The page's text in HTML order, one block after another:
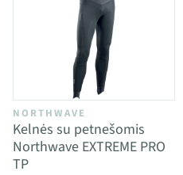
NORTHWAVE
Kelnės su petnešomis
Northwave EXTREME PRO
TP